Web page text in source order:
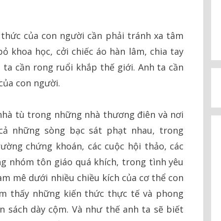
của con người cần phải tránh xa tâm
khoa học, cởi chiếc áo hàn lâm, chia tay
cần rong ruổi khắp thế giới. Anh ta cần
con người.
tù trong những nhà thương điên và nơi
những sòng bạc sát phạt nhau, trong
chứng khoán, các cuộc hội thảo, các
nhóm tôn giáo quá khích, trong tình yêu
mê dưới nhiều chiều kích của cơ thể con
thấy những kiến thức thực tế và phong
sách dày cộm. Và như thế anh ta sẽ biết